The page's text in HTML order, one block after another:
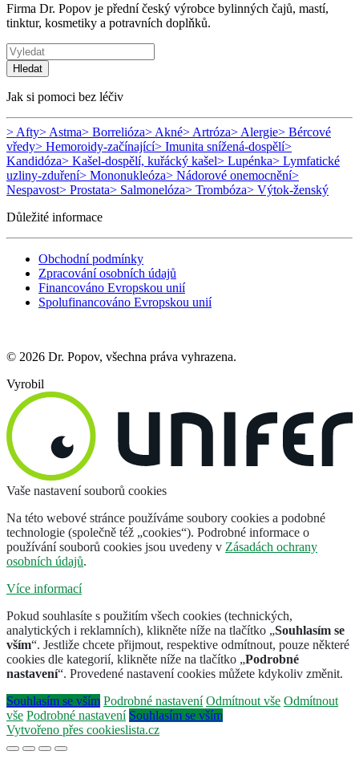
Firma Dr. Popov je přední český výrobce bylinných čajů, mastí,
tinktur, kosmetiky a potravních doplňků.
Hledat
Jak si pomoci bez léčiv
> Afty> Astma> Borrelióza> Akné> Artróza> Alergie> Bércové
vředy> Hemoroidy-začínající> Imunita snížená-dospělí>
Kandidóza> Kašel-dospělí, kuřácký kašel> Lupénka> Lymfatické
uzliny-zduření> Mononukleóza> Nádorové onemocnění>
Nespavost> Prostata> Salmonelóza> Trombóza> Výtok-ženský
Důležité informace
Obchodní podmínky
Zpracování osobních údajů
Financováno Evropskou unií
Spolufinancováno Evropskou unií
© 2026 Dr. Popov, všechna práva vyhrazena.
Vyrobil
Vaše nastavení souborů cookies
Na této webové stránce používáme soubory cookies a podobné
technologie (společně též „cookies“). Podrobné informace o
používání souborů cookies jsou uvedeny v Zásadách ochrany
osobních údajů.
Více informací
Pokud souhlasíte s použitím všech cookies (technických,
analytických i reklamních), klikněte níže na tlačítko „Souhlasím se
vším“. Jestliže chcete přijmout, respektive odmítnout, pouze některé
cookies dle kategorií, klikněte níže na tlačítko „Podrobné
nastavení“. Provedené nastavení cookies můžete kdykoliv změnit.
Souhlasím se vším Podrobné nastavení Odmítnout vše Odmítnout
vše Podrobné nastavení Souhlasím se vším
Vytvořeno přes cookieslista.cz